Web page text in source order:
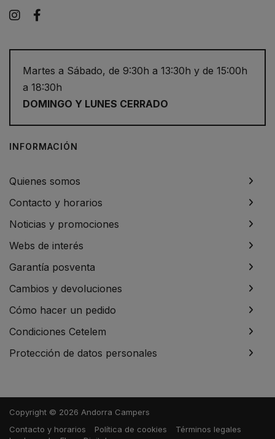
Instagram
Martes a Sábado, de 9:30h a 13:30h y de 15:00h
a 18:30h
DOMINGO Y LUNES CERRADO
INFORMACIÓN
Quienes somos
Contacto y horarios
Noticias y promociones
Webs de interés
Garantía posventa
Cambios y devoluciones
Cómo hacer un pedido
Condiciones Cetelem
Protección de datos personales
Copyright © 2026 Andorra Campers
Contacto y horarios
Política de cookies
Términos legales